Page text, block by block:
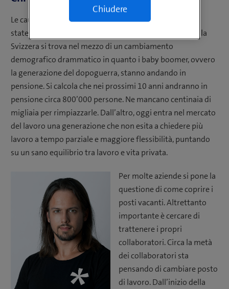
Le cause della carenza di manodopera qualificata sono
state individuate abbastanza rapidamente: da un lato, la
Svizzera si trova nel mezzo di un cambiamento
demografico drammatico in quanto i baby boomer, ovvero
la generazione del dopoguerra, stanno andando in
pensione. Si calcola che nei prossimi 10 anni andranno in
pensione circa 800’000 persone. Ne mancano centinaia di
migliaia per rimpiazzarle. Dall’altro, oggi entra nel mercato
del lavoro una generazione che non esita a chiedere più
lavoro a tempo parziale e maggiore flessibilità, puntando
su un sano equilibrio tra lavoro e vita privata.
Per molte aziende si pone la
questione di come coprire i
posti vacanti. Altrettanto
importante è cercare di
trattenere i propri
collaboratori. Circa la metà
dei collaboratori sta
pensando di cambiare posto
di lavoro. Dall’inizio della
Chiudere